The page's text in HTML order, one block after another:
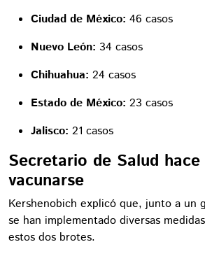
Ciudad de México: 46 casos
Nuevo León: 34 casos
Chihuahua: 24 casos
Estado de México: 23 casos
Jalisco: 21 casos
Secretario de Salud
vacunarse
Kershenobich explicó que, junto a un
se han implementado diversas
estos dos brotes.